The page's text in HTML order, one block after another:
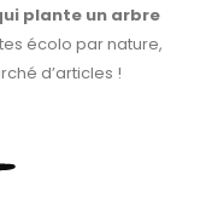
plante un arbre
écolo par nature,
d’articles !